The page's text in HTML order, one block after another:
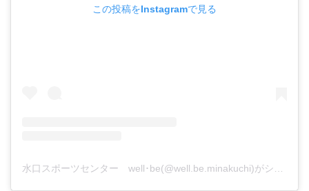
この投稿をInstagramで見る